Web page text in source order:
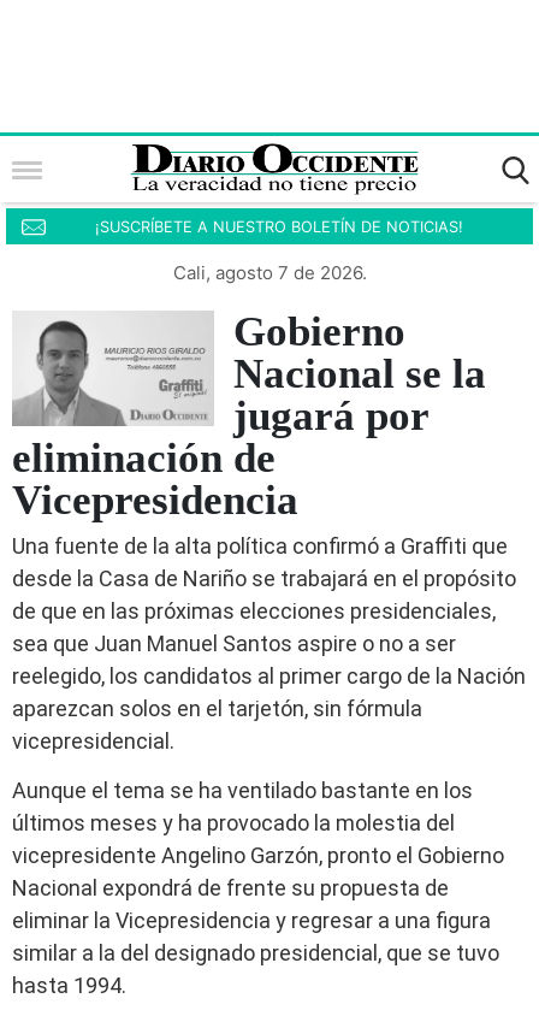
¡SUSCRÍBETE A NUESTRO BOLETÍN DE NOTICIAS!
Cali, agosto 7 de 2026.
Gobierno
Nacional se la
jugará por
eliminación de
Vicepresidencia
Una fuente de la alta política confirmó a Graffiti que
desde la Casa de Nariño se trabajará en el propósito
de que en las próximas elecciones presidenciales,
sea que Juan Manuel Santos aspire o no a ser
reelegido, los candidatos al primer cargo de la Nación
aparezcan solos en el tarjetón, sin fórmula
vicepresidencial.
Aunque el tema se ha ventilado bastante en los
últimos meses y ha provocado la molestia del
vicepresidente Angelino Garzón, pronto el Gobierno
Nacional expondrá de frente su propuesta de
eliminar la Vicepresidencia y regresar a una figura
similar a la del designado presidencial, que se tuvo
hasta 1994.